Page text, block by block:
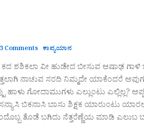
3 Comments ಕಾವ್ಯಯಾನ
ಶಶಿಕಲಾ ವೀ ಹುಡೇದ ಬೀಸುವ ಆಷಾಢ
ನಾಚುವ ಸರದಿ ನಿಮ್ಮದೇ ಯಾಕೆಂದರೆ
ಹಾಳು ಗೋದಾಮುಗಳು ಎಲ್ಲುಂಟು
ಬಿಕನಾಸಿ ಬಾಸು ಶಿಕ್ಷಕ ಯಾರುಂಟು
ತೊಡೆ ಬಗಿದು ನೆತ್ತರೆಣ್ಣೆಯ ಮಾಡಿ ಎಲುಬ